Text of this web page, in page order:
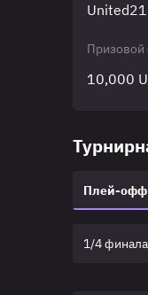
United21
10,000
Плей-офф
1/4